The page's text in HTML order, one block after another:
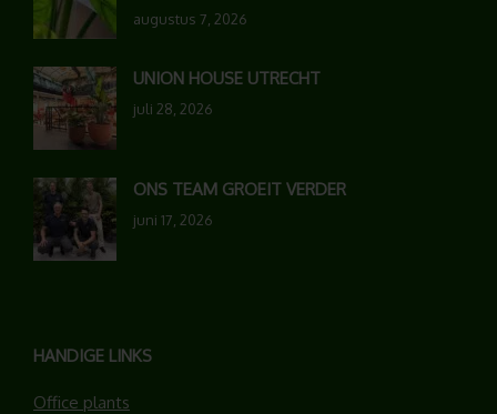
augustus 7, 2026
UNION HOUSE UTRECHT
juli 28, 2026
ONS TEAM GROEIT VERDER
juni 17, 2026
HANDIGE LINKS
Office plants